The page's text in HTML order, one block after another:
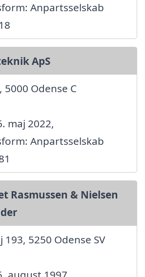
Anpartsselskab
ApS
Odense C
maj 2022,
Anpartsselskab
Rasmussen & Nielsen
5250 Odense SV